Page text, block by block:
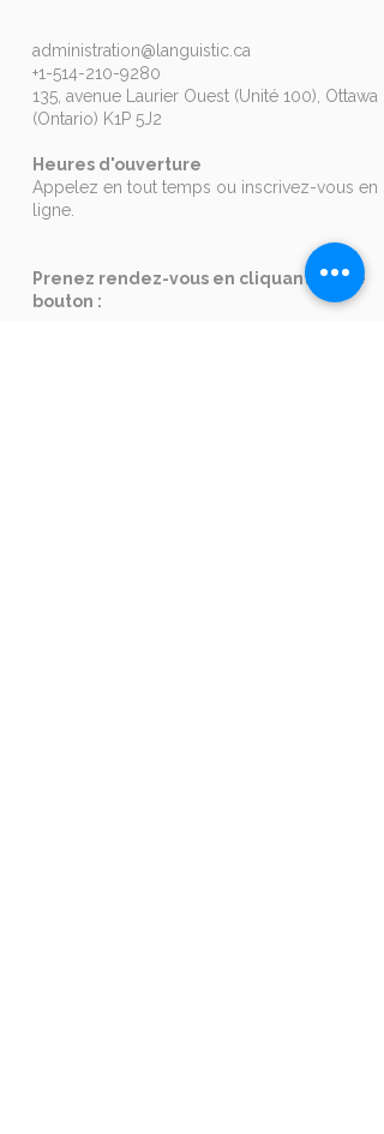
administration@languistic.ca
+1-514-210-9280
135, avenue Laurier Ouest (Unité 100), Ottawa
(Ontario) K1P 5J2
Heures d'ouverture
Appelez en tout temps ou inscrivez-vous en
ligne.
Prenez rendez-vous en cliquant sur ce
bouton :